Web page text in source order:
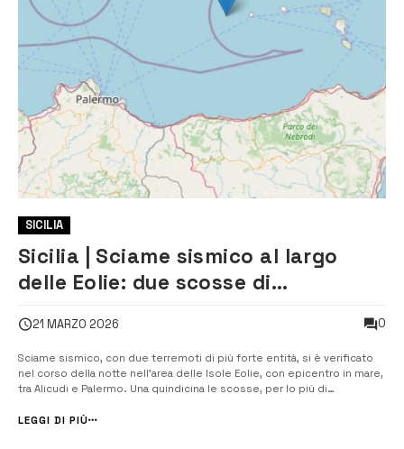
SICILIA
Sicilia | Sciame sismico al largo
delle Eolie: due scosse di
popolazione
21 MARZO 2026 0
Sciame sismico, con due terremoti di più forte entità, si è verificato
nel corso della notte nell’area delle Isole Eolie, con epicentro in mare,
tra Alicudi e Palermo. Una quindicina le scosse, per lo più di
di Geofisica e Vulcanologia intorno all’arcipelago eoliano tra [&...
LEGGI DI PIÙ